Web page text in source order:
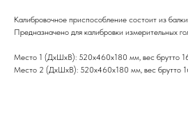
Калибровочное приспособление состоит из
Предназначено для калибровки измерительных
Место 1 (ДхШхВ): 520x460x180 мм, вес брутто
Место 2 (ДхШхВ): 520х460х180 мм, вес брутто